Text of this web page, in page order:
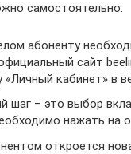
самостоятельно:
абоненту
сайт
«Личный кабинет» в
шаг – это выбор
нажать на
откроется